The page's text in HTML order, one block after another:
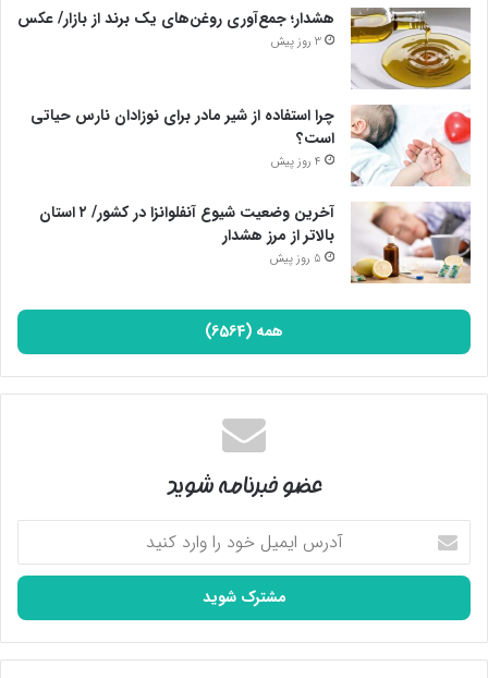
هشدار؛ جمع‌آوری روغن‌های یک برند از بازار/ عکس
3 روز پیش
چرا استفاده از شیر مادر برای نوزادان نارس حیاتی
است؟
4 روز پیش
آخرین وضعیت شیوع آنفلوانزا در کشور/ ۲ استان
بالاتر از مرز هشدار
5 روز پیش
همه (6564)
عضو خبرنامه شوید
آدرس
ایمیل
خود
وارد
کنید